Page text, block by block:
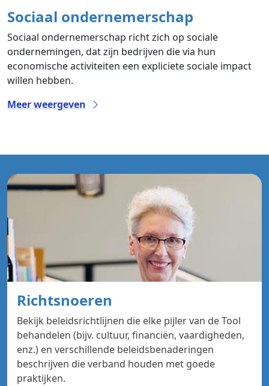
Sociaal ondernemerschap
Sociaal ondernemerschap richt zich op sociale
ondernemingen, dat zijn bedrijven die via hun
economische activiteiten een expliciete sociale impact
willen hebben.
Meer weergeven
Richtsnoeren
Bekijk beleidsrichtlijnen die elke pijler van de Tool
behandelen (bijv. cultuur, financiën, vaardigheden,
enz.) en verschillende beleidsbenaderingen
beschrijven die verband houden met goede
praktijken.